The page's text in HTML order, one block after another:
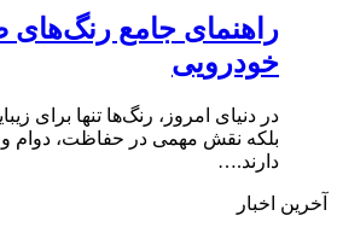
راهنمای جامع رنگ‌های
خودرویی
در دنیای امروز، رنگ‌ها تنها برای
بلکه نقش مهمی در حفاظت، دوام
دارند.…
آخرین اخبار